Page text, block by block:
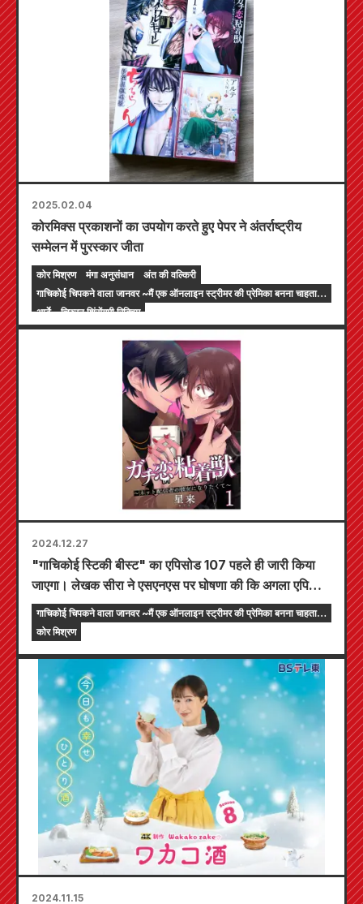
2025.02.04
कोरमिक्स प्रकाशनों का उपयोग करते हुए पेपर ने अंतर्राष्ट्रीय
सम्मेलन में पुरस्कार जीता
कोर मिश्रण मंगा अनुसंधान
अंत की वल्किरी
गाचिकोई चिपकने वाला जानवर ~मैं एक ऑनलाइन स्ट्रीमर की प्रेमिका बनना चाहता
हूं~
आर्टे चिरुरन शिंसेंगुमी रिक्विम
2024.12.27
"गाचिकोई स्टिकी बीस्ट" का एपिसोड 107 पहले ही जारी किया
जाएगा। लेखक सीरा ने एसएनएस पर घोषणा की कि अगला एपिसोड
अंतिम एपिसोड होगा।
गाचिकोई चिपकने वाला जानवर ~मैं एक ऑनलाइन स्ट्रीमर की प्रेमिका बनना चाहता
हूं~
कोर मिश्रण
2024.11.15